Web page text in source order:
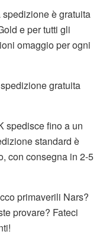
è gratuita
e per tutti gli
omaggio per ogni
gratuita
spedisce fino a un
standard è
con consegna in 2-5
primaverili Nars?
provare? Fateci